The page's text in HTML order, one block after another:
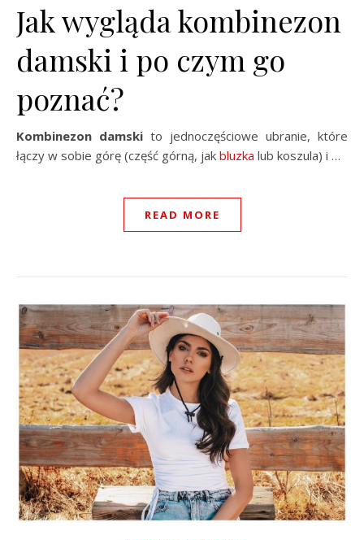
Jak wygląda kombinezon
damski i po czym go
poznać?
Kombinezon damski to jednoczęściowe ubranie, które
łączy w sobie górę (część górną, jak bluzka lub koszula) i …
READ MORE